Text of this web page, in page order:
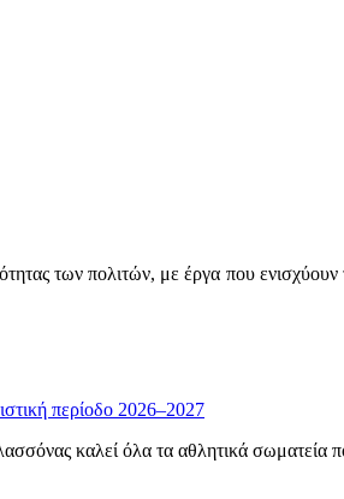
των πολιτών, με έργα που ενισχύουν
περίοδο 2026–2027
καλεί όλα τα αθλητικά σωματεία